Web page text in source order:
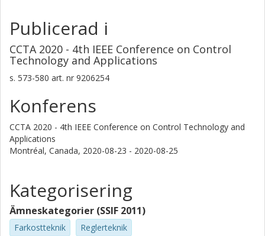
Publicerad i
CCTA 2020 - 4th IEEE Conference on Control
Technology and Applications
s. 573-580 art. nr 9206254
Konferens
CCTA 2020 - 4th IEEE Conference on Control Technology and
Applications
Montréal, Canada, 2020-08-23 - 2020-08-25
Kategorisering
Ämneskategorier (SSIF 2011)
Farkostteknik
Reglerteknik